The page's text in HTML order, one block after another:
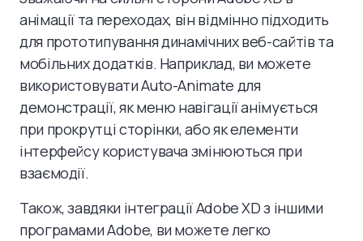
анімації та переходах, він відмінно підходить
для прототипування динамічних веб-сайтів та
мобільних додатків. Наприклад, ви можете
використовувати Auto-Animate для
демонстрації, як меню навігації анімується
при прокрутці сторінки, або як елементи
інтерфейсу користувача змінюються при
взаємодії.
Також, завдяки інтеграції Adobe XD з іншими
програмами Adobe, ви можете легко